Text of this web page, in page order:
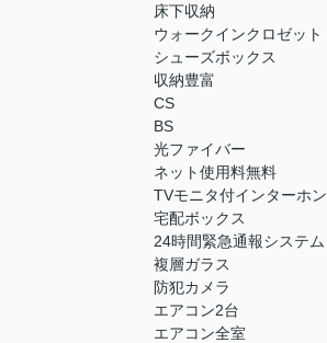
床下収納
ウォークインクロゼット
シューズボックス
収納豊富
CS
BS
光ファイバー
ネット使用料無料
TVモニタ付インターホン
宅配ボックス
24時間緊急通報システム
複層ガラス
防犯カメラ
エアコン2台
エアコン全室